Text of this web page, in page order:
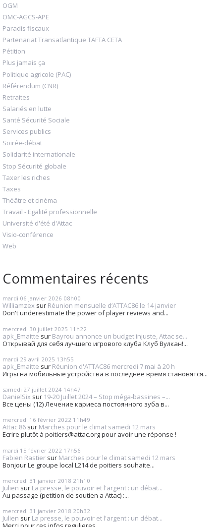
OGM
OMC-AGCS-APE
Paradis fiscaux
Partenariat Transatlantique TAFTA CETA
Pétition
Plus jamais ça
Politique agricole (PAC)
Référendum (CNR)
Retraites
Salariés en lutte
Santé Sécurité Sociale
Services publics
Soirée-débat
Solidarité internationale
Stop Sécurité globale
Taxer les riches
Taxes
Théâtre et cinéma
Travail - Egalité professionnelle
Université d'été d'Attac
Visio-conférence
Web
Commentaires récents
mardi 06 janvier 2026 08h00
Williamzex sur Réunion mensuelle d’ATTAC86 le 14 janvier
Don't underestimate the power of player reviews and...
mercredi 30 juillet 2025 11h22
apk_Emaitte sur Bayrou annonce un budget injuste, Attac se...
Открывай для себя лучшего игрового клуба Клуб Вулкан!...
mardi 29 avril 2025 13h55
apk_Emaitte sur Réunion d'ATTAC86 mercredi 7 mai à 20 h
Игры на мобильные устройства в последнее время становятся...
samedi 27 juillet 2024 14h47
DanielSix sur 19-20 Juillet 2024 – Stop méga-bassines –...
Все цены (12) Лечение кариеса постоянного зуба в...
mercredi 16 février 2022 11h49
Attac 86 sur Marches pour le climat samedi 12 mars
Ecrire plutôt à poitiers@attac.org pour avoir une réponse !
mardi 15 février 2022 17h56
Fabien Rastier sur Marches pour le climat samedi 12 mars
Bonjour Le groupe local L214 de poitiers souhaite...
mercredi 31 janvier 2018 21h10
Julien sur La presse, le pouvoir et l'argent : un débat...
Au passage (petition de soutien a Attac) :...
mercredi 31 janvier 2018 20h32
Julien sur La presse, le pouvoir et l'argent : un débat...